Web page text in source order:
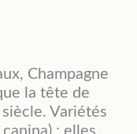
Champagne
la tête de
Variétés